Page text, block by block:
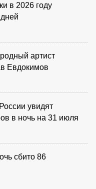
в 2026 году
артист
Евдокимов
увидят
в ночь на 31 июля
сбито 86